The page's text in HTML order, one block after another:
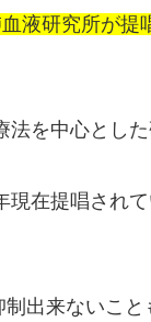
液研究所が提
を中心とした
在提唱され
出来ないこ